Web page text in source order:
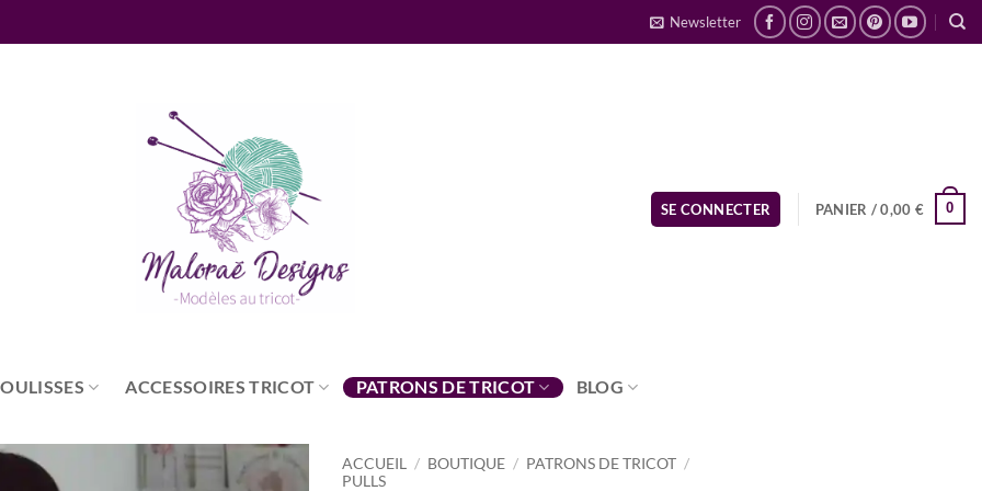
Newsletter
SE CONNECTER PANIER /0,00 € 0
ACCESSOIRES TRICOT PATRONS DE TRICOT BLOG
ACCUEIL / BOUTIQUE / PATRONS DE TRICOT /
PULLS